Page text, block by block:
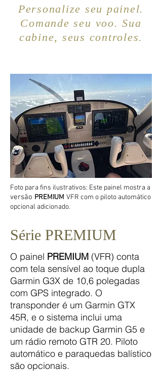
Personalize seu painel.
Comande seu voo. Sua
cabine, seus controles.
Foto para fins ilustrativos: Este painel mostra a
versão PREMIUM VFR com o piloto automático
opcional adicionado.
Série PREMIUM
O painel PREMIUM (VFR) conta
com tela sensível ao toque dupla
Garmin G3X de 10,6 polegadas
com GPS integrado. O
transponder é um Garmin GTX
45R, e o sistema inclui uma
unidade de backup Garmin G5 e
um rádio remoto GTR 20. Piloto
automático e paraquedas balístico
são opcionais.